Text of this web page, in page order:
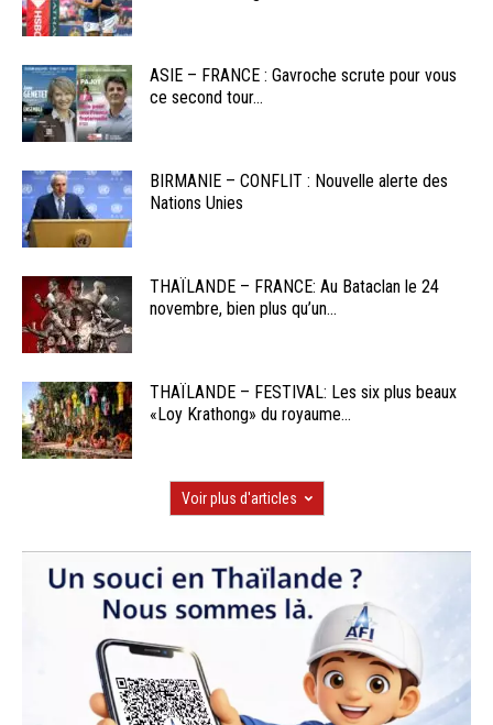
ASIE – FRANCE : Gavroche scrute pour vous
ce second tour...
BIRMANIE – CONFLIT : Nouvelle alerte des
Nations Unies
THAÏLANDE – FRANCE: Au Bataclan le 24
novembre, bien plus qu’un...
THAÏLANDE – FESTIVAL: Les six plus beaux
«Loy Krathong» du royaume...
Voir plus d'articles